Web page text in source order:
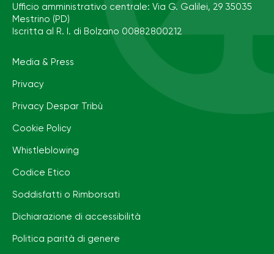
Ufficio amministrativo centrale: Via G. Galilei, 29 35035
Mestrino (PD)
Iscritta al R. I. di Bolzano 00882800212
Media & Press
Privacy
Privacy Despar Tribù
Cookie Policy
Whistleblowing
Codice Etico
Soddisfatti o Rimborsati
Dichiarazione di accessibilità
Politica parità di genere